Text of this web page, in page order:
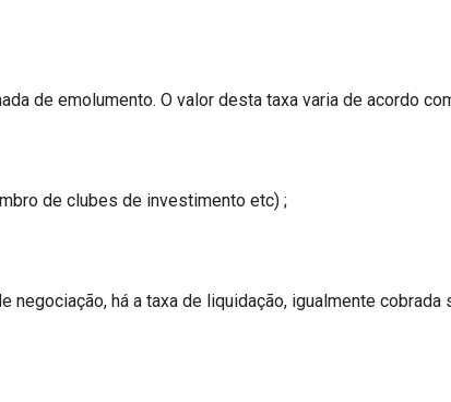
de emolumento. O valor desta taxa varia de acordo
de clubes de investimento etc) ;
há a taxa de liquidação, igualmente cobrada